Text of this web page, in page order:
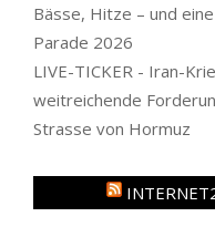
Bässe, Hitze – und
Parade 2026
LIVE-TICKER - Iran-
weitreichende
Strasse von Hormuz